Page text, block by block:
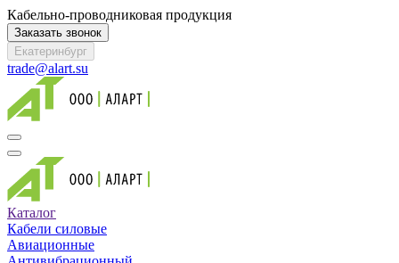
Кабельно-проводниковая продукция
Заказать звонок
Екатеринбург
trade@alart.su
Каталог
Кабели силовые
Авиационные